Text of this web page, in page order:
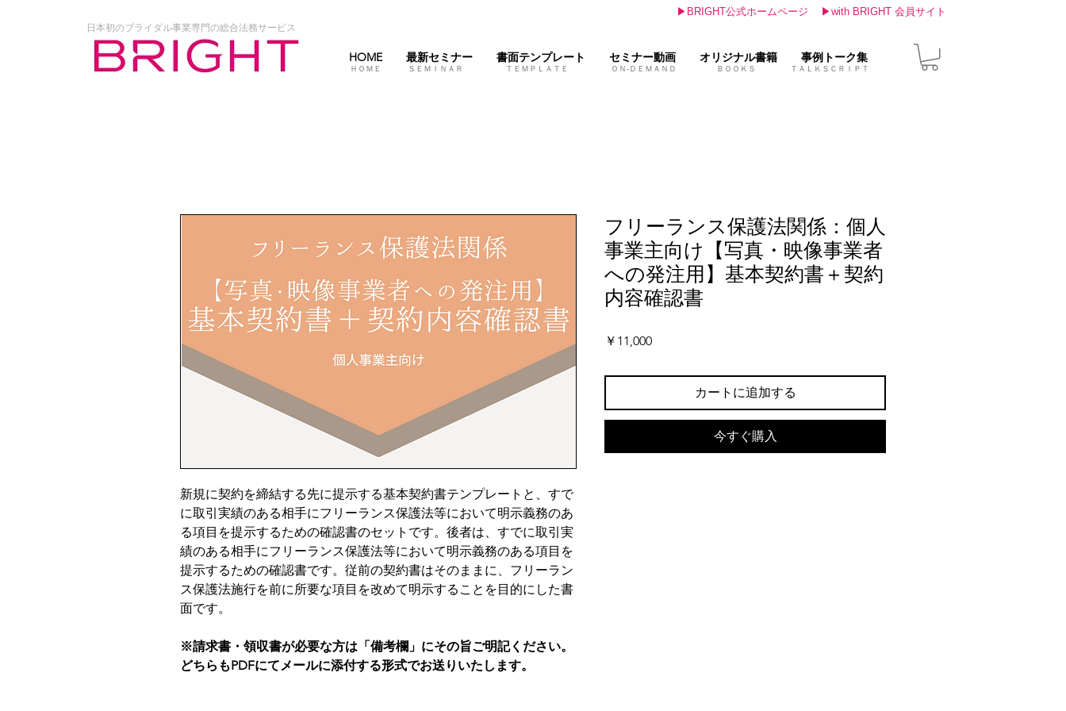
日本初のブライダル事業専門の総合法務サービス
HOME 最新セミナー 書面テンプレート セミナー動画 オリジナル書籍 事例トーク集
▶BRIGHT公式ホームページ ▶with BRIGHT 会員サイト
ＨＯＭＥ ＳＥＭＩＮＡＲ ＴＥＭＰＬＡＴＥ ＯＮ-ＤＥＭＡＮＤ ＢＯＯＫＳ ＴＡＬＫＳＣＲＩＰＴ
新規に契約を締結する先に提示する基本契約書テンプレートと、すで
に取引実績のある相手にフリーランス保護法等において明示義務のあ
る項目を提示するための確認書のセットです。後者は、すでに取引実
績のある相手にフリーランス保護法等において明示義務のある項目を
提示するための確認書です。従前の契約書はそのままに、フリーラン
ス保護法施行を前に所要な項目を改めて明示することを目的にした書
面です。
※請求書・領収書が必要な方は「備考欄」にその旨ご明記ください。
どちらもPDFにてメールに添付する形式でお送りいたします。
フリーランス保護法関係：個人
事業主向け【写真・映像事業者
への発注用】基本契約書＋契約
内容確認書
￥11,000価
カートに追加する
今すぐ購入